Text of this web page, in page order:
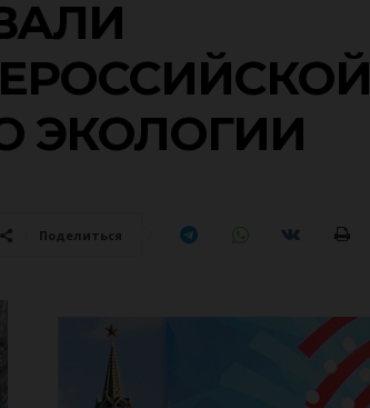
ЭКОЛОГИИ
Поделиться